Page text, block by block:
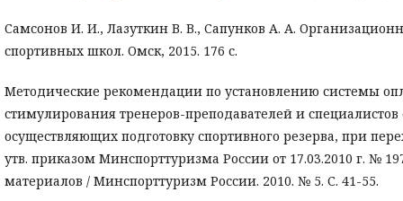
Самсонов И. И., Лазуткин В. В., Сапунков А. А.
спортивных школ. Омск, 2015. 176 с.
Методические рекомендации по установлению системы
стимулирования тренеров-преподавателей и
осуществляющих подготовку спортивного резерва, при
утв. приказом Минспорттуризма России от 17.03.2010 г. №
материалов / Минспорттуризм России. 2010. № 5. С. 41-55.